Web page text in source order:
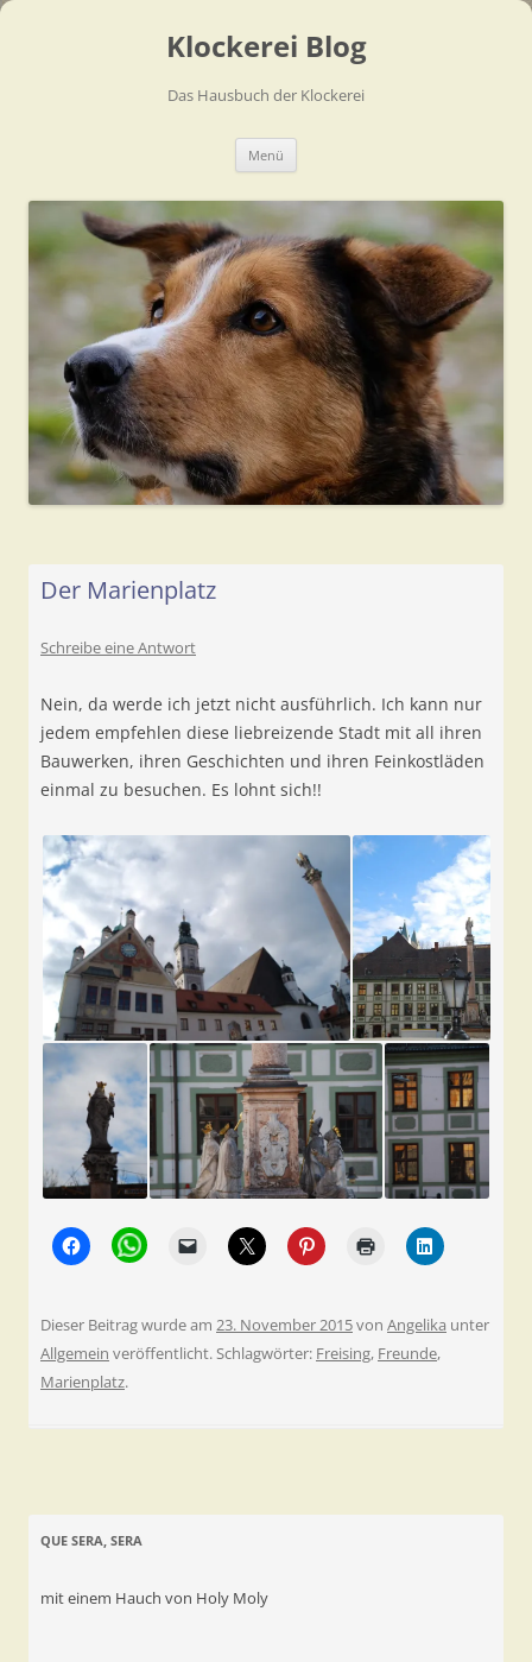
Klockerei Blog
Das Hausbuch der Klockerei
Menü
Der Marienplatz
Schreibe eine Antwort
Nein, da werde ich jetzt nicht ausführlich. Ich kann nur
jedem empfehlen diese liebreizende Stadt mit all ihren
Bauwerken, ihren Geschichten und ihren Feinkostläden
einmal zu besuchen. Es lohnt sich!!
Dieser Beitrag wurde am 23. November 2015von Angelika unter
Allgemein veröffentlicht. Schlagwörter: Freising, Freunde,
Marienplatz.
QUE SERA, SERA
mit einem Hauch von Holy Moly